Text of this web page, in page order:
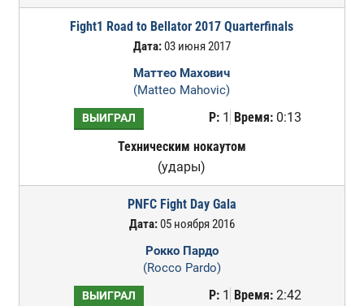
Fight1 Road to Bellator 2017 Quarterfinals
Дата:03 июня 2017
Маттео Махович
(Matteo Mahovic)
ВЫИГРАЛ Р:1 Время:0:13
Техническим нокаутом
(удары)
PNFC Fight Day Gala
Дата:05 ноября 2016
Рокко Пардо
(Rocco Pardo)
ВЫИГРАЛ Р:1 Время:2:42